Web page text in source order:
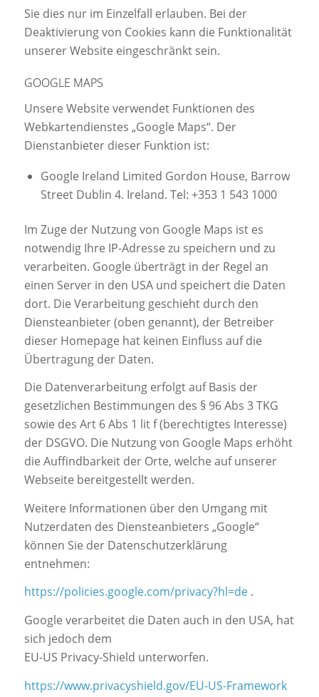
Sie dies nur im Einzelfall erlauben. Bei der
Deaktivierung von Cookies kann die Funktionalität
unserer Website eingeschränkt sein.
GOOGLE MAPS
Unsere Website verwendet Funktionen des
Webkartendienstes „Google Maps“. Der
Dienstanbieter dieser Funktion ist:
Google Ireland Limited Gordon House, Barrow
Street Dublin 4. Ireland. Tel: +353 1 543 1000
Im Zuge der Nutzung von Google Maps ist es
notwendig Ihre IP-Adresse zu speichern und zu
verarbeiten. Google überträgt in der Regel an
einen Server in den USA und speichert die Daten
dort. Die Verarbeitung geschieht durch den
Diensteanbieter (oben genannt), der Betreiber
dieser Homepage hat keinen Einfluss auf die
Übertragung der Daten.
Die Datenverarbeitung erfolgt auf Basis der
gesetzlichen Bestimmungen des § 96 Abs 3 TKG
sowie des Art 6 Abs 1 lit f (berechtigtes Interesse)
der DSGVO. Die Nutzung von Google Maps erhöht
die Auffindbarkeit der Orte, welche auf unserer
Webseite bereitgestellt werden.
Weitere Informationen über den Umgang mit
Nutzerdaten des Diensteanbieters „Google“
können Sie der Datenschutzerklärung
entnehmen:
https://policies.google.com/privacy?hl=de .
Google verarbeitet die Daten auch in den USA, hat
sich jedoch dem
EU-US Privacy-Shield unterworfen.
https://www.privacyshield.gov/EU-US-Framework